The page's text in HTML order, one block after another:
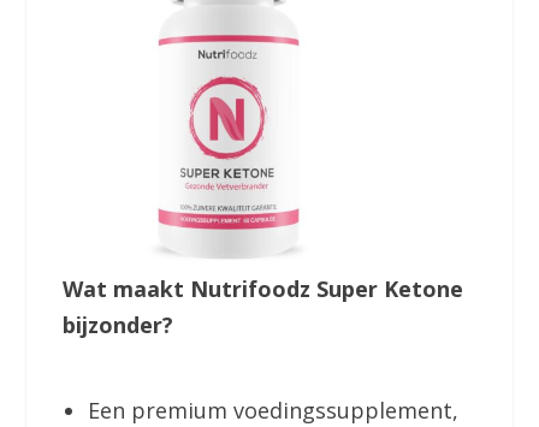
Wat maakt Nutrifoodz Super Ketone
bijzonder?
Een premium voedingssupplement,